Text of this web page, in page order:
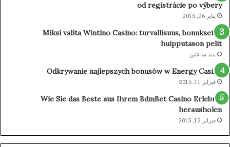
od registrácie po výbery
يناير 26, 2015
Miksi valita Wintino Casino: turvallisuus, bonukset ja
huipputason pelit
منذ ساعتين
Odkrywanie najlepszych bonusów w Energy Casino
فبراير 11, 2015
Wie Sie das Beste aus Ihrem BdmBet Casino Erlebnis
herausholen
فبراير 12, 2015